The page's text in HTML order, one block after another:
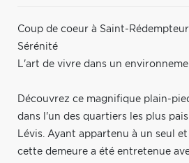
Coup de coeur à Saint-
Sérénité
L'art de vivre dans un
Découvrez ce magnifique plain-
dans l'un des quartiers les plus
Lévis. Ayant appartenu à un seul
cette demeure a été entretenue